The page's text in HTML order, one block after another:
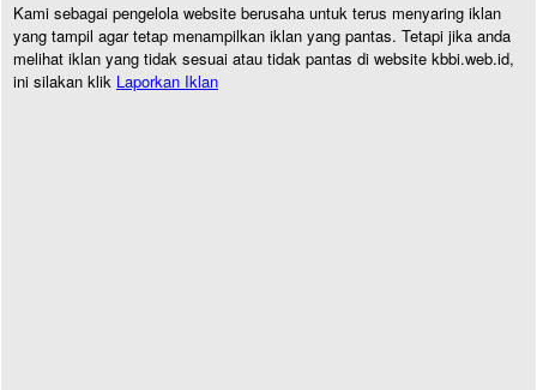
Kami sebagai pengelola website berusaha untuk terus menyaring iklan
yang tampil agar tetap menampilkan iklan yang pantas. Tetapi jika anda
melihat iklan yang tidak sesuai atau tidak pantas di website kbbi.web.id,
ini silakan klik Laporkan Iklan